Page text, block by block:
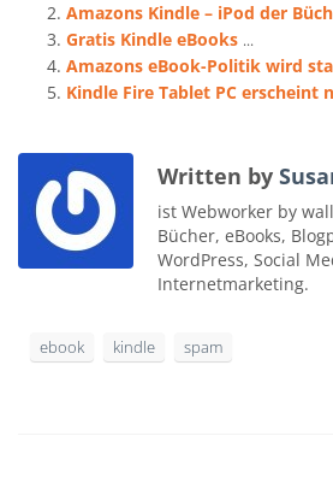
Amazons Kindle – iPod der
Gratis Kindle eBooks ...
Amazons eBook-Politik wird
Kindle Fire Tablet PC erscheint
Written by
ist Webworker by
Bücher, eBooks,
WordPress, Social
Internetmarketing.
ebook kindle spam